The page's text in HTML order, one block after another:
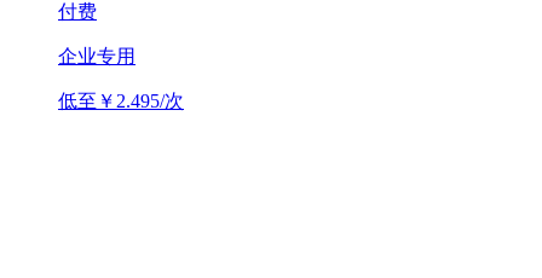
付费
企业专用
低至￥2.495/次